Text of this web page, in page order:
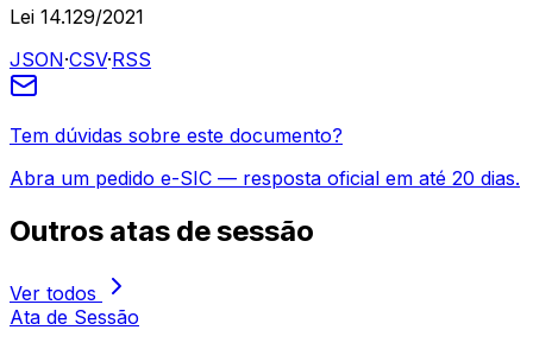
Lei 14.129/2021
JSON·CSV·RSS
Tem dúvidas sobre este documento?
Abra um pedido e-SIC — resposta oficial em até 20 dias.
Outros atas de sessão
Ver todos
Ata de Sessão